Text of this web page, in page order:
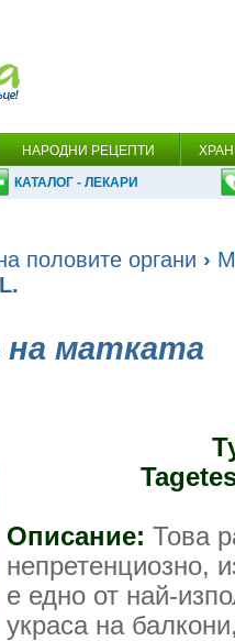
НАРОДНИ РЕЦЕПТИ
КАТАЛОГ - ЛЕКАРИ
половите органи ›
на матката
Описание: Това
непретенциозно,
е едно от най-
украса на